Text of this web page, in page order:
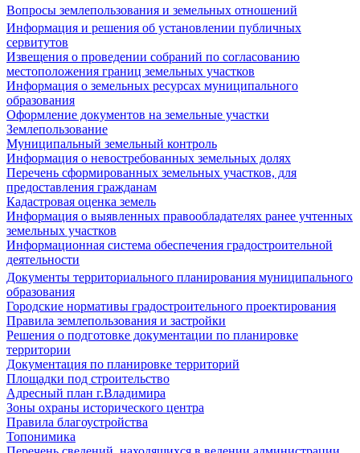
Вопросы землепользования и земельных отношений
Информация и решения об установлении публичных
сервитутов
Извещения о проведении собраний по согласованию
местоположения границ земельных участков
Информация о земельных ресурсах муниципального
образования
Оформление документов на земельные участки
Землепользование
Муниципальный земельный контроль
Информация о невостребованных земельных долях
Перечень сформированных земельных участков, для
предоставления гражданам
Кадастровая оценка земель
Информация о выявленных правообладателях ранее учтенных
земельных участков
Информационная система обеспечения градостроительной
деятельности
Документы территориального планирования муниципального
образования
Городские нормативы градостроительного проектирования
Правила землепользования и застройки
Решения о подготовке документации по планировке
территории
Документация по планировке территорий
Площадки под строительство
Адресный план г.Владимира
Зоны охраны исторического центра
Правила благоустройства
Топонимика